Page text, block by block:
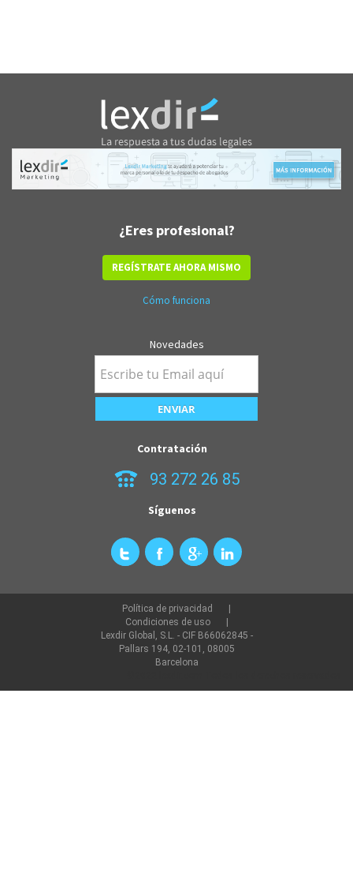
¿Eres profesional?
REGÍSTRATE AHORA MISMO
Cómo funciona
Novedades
Contratación
93 272 26 85
Síguenos
Política de privacidad
Condiciones de uso
Lexdir Global, S.L. - CIF B66062845 -
Pallars 194, 02-101, 08005
Barcelona